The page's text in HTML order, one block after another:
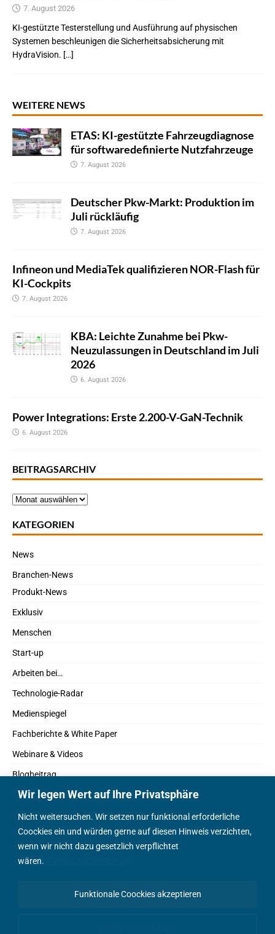
Wir legen Wert auf Ihre Privatsphäre
Nicht weitersuchen. Wir setzen nur funktional erforderliche
Coockies ein und würden gerne auf diesen Hinweis verzichten,
wenn wir nicht dazu gesetzlich verpflichtet
wären.
Funktionale Coockies akzeptieren
7. August 2026
KI-gestützte Testerstellung und Ausführung auf physischen
Systemen beschleunigen die Sicherheitsabsicherung mit
HydraVision. […]
WEITERE NEWS
ETAS: KI-gestützte Fahrzeugdiagnose
für softwaredefinierte Nutzfahrzeuge
7. August 2026
Deutscher Pkw-Markt: Produktion im
Juli rückläufig
7. August 2026
Infineon und MediaTek qualifizieren NOR-Flash für
KI-Cockpits
7. August 2026
KBA: Leichte Zunahme bei Pkw-
Neuzulassungen in Deutschland im Juli
2026
6. August 2026
Power Integrations: Erste 2.200-V-GaN-Technik
6. August 2026
BEITRAGSARCHIV
KATEGORIEN
News
Branchen-News
Produkt-News
Exklusiv
Menschen
Start-up
Arbeiten bei…
Technologie-Radar
Medienspiegel
Fachberichte & White Paper
Webinare & Videos
Blogbeitrag
Fachbücher
Marktreport
Podcasts
Positionspapier
English Content